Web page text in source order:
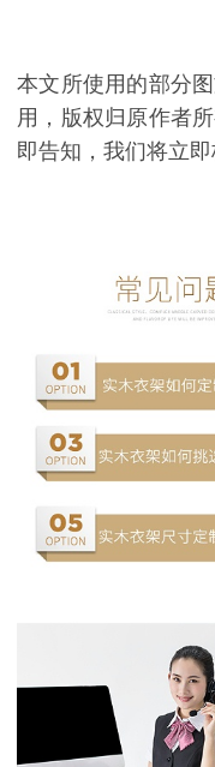
本文所使用的部分
用，版权归原作者
即告知，我们将立即